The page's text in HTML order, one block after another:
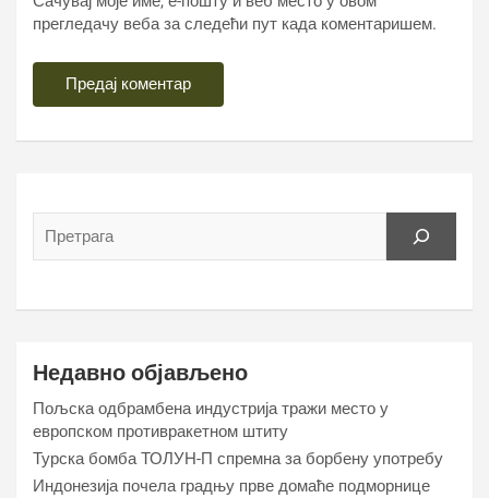
прегледачу веба за следећи пут када коментаришем.
Недавно објављено
Пољска одбрамбена индустрија тражи место у
европском противракетном штиту
Турска бомба ТОЛУН-П спремна за борбену употребу
Индонезија почела градњу прве домаће подморнице